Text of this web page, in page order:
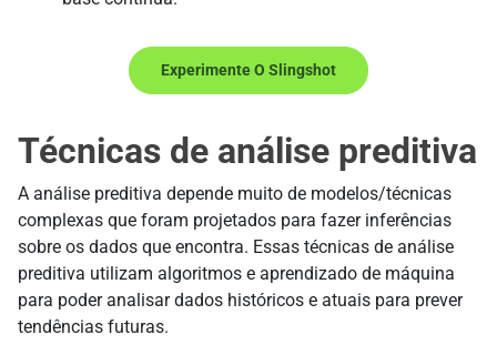
Experimente O Slingshot
Técnicas de análise preditiva
A análise preditiva depende muito de modelos/técnicas
complexas que foram projetados para fazer inferências
sobre os dados que encontra. Essas técnicas de análise
preditiva utilizam algoritmos e aprendizado de máquina
para poder analisar dados históricos e atuais para prever
tendências futuras.